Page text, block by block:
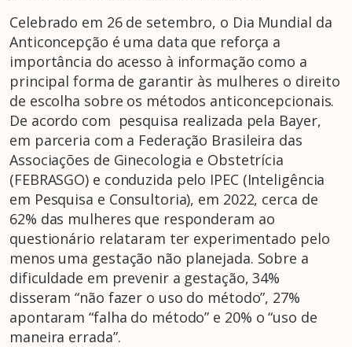
Celebrado em 26 de setembro, o Dia Mundial da
Anticoncepção é uma data que reforça a
importância do acesso à informação como a
principal forma de garantir às mulheres o direito
de escolha sobre os métodos anticoncepcionais.
De acordo com pesquisa realizada pela Bayer,
em parceria com a Federação Brasileira das
Associações de Ginecologia e Obstetrícia
(FEBRASGO) e conduzida pelo IPEC (Inteligência
em Pesquisa e Consultoria), em 2022, cerca de
62% das mulheres que responderam ao
questionário relataram ter experimentado pelo
menos uma gestação não planejada. Sobre a
dificuldade em prevenir a gestação, 34%
disseram “não fazer o uso do método”, 27%
apontaram “falha do método” e 20% o “uso de
maneira errada”.